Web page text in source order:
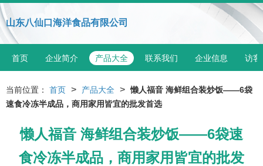
山东八仙口海洋食品有限公司
首页 企业简介 产品大全 联系我们 企业信息 访客
当前位置： 首页 > 产品大全 > 懒人福音 海鲜组合装炒饭——6袋
速食冷冻半成品，商用家用皆宜的批发首选
懒人福音 海鲜组合装炒饭——6袋速
食冷冻半成品，商用家用皆宜的批发